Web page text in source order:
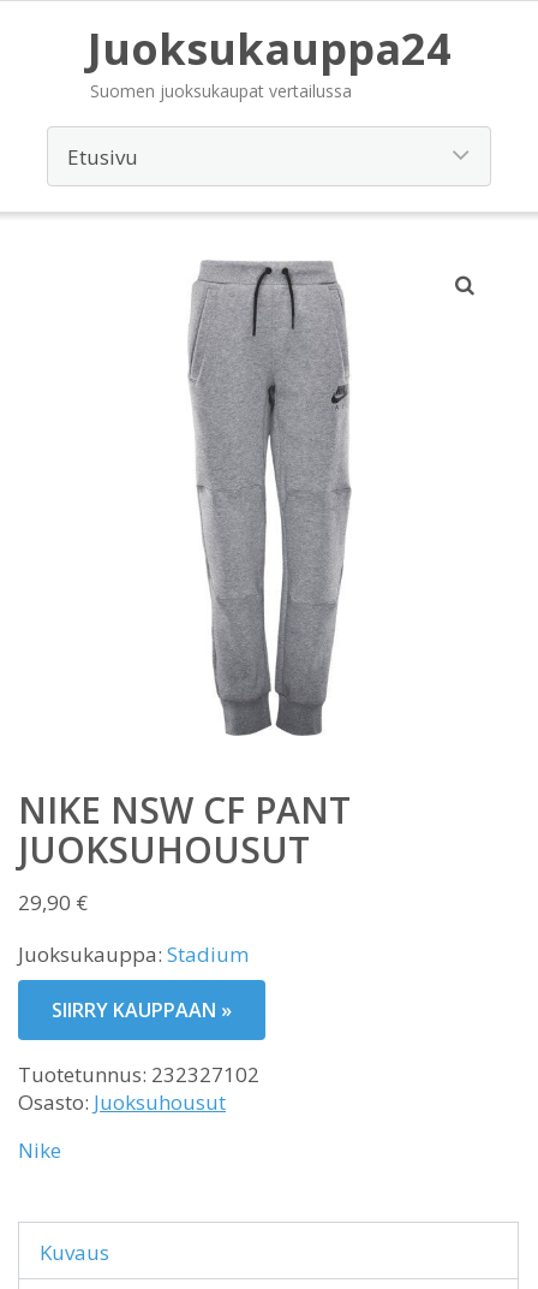
Juoksukauppa24
Suomen juoksukaupat vertailussa
NIKE NSW CF PANT
JUOKSUHOUSUT
29,90 €
Juoksukauppa: Stadium
SIIRRY KAUPPAAN »
Tuotetunnus: 232327102
Osasto: Juoksuhousut
Nike
Kuvaus